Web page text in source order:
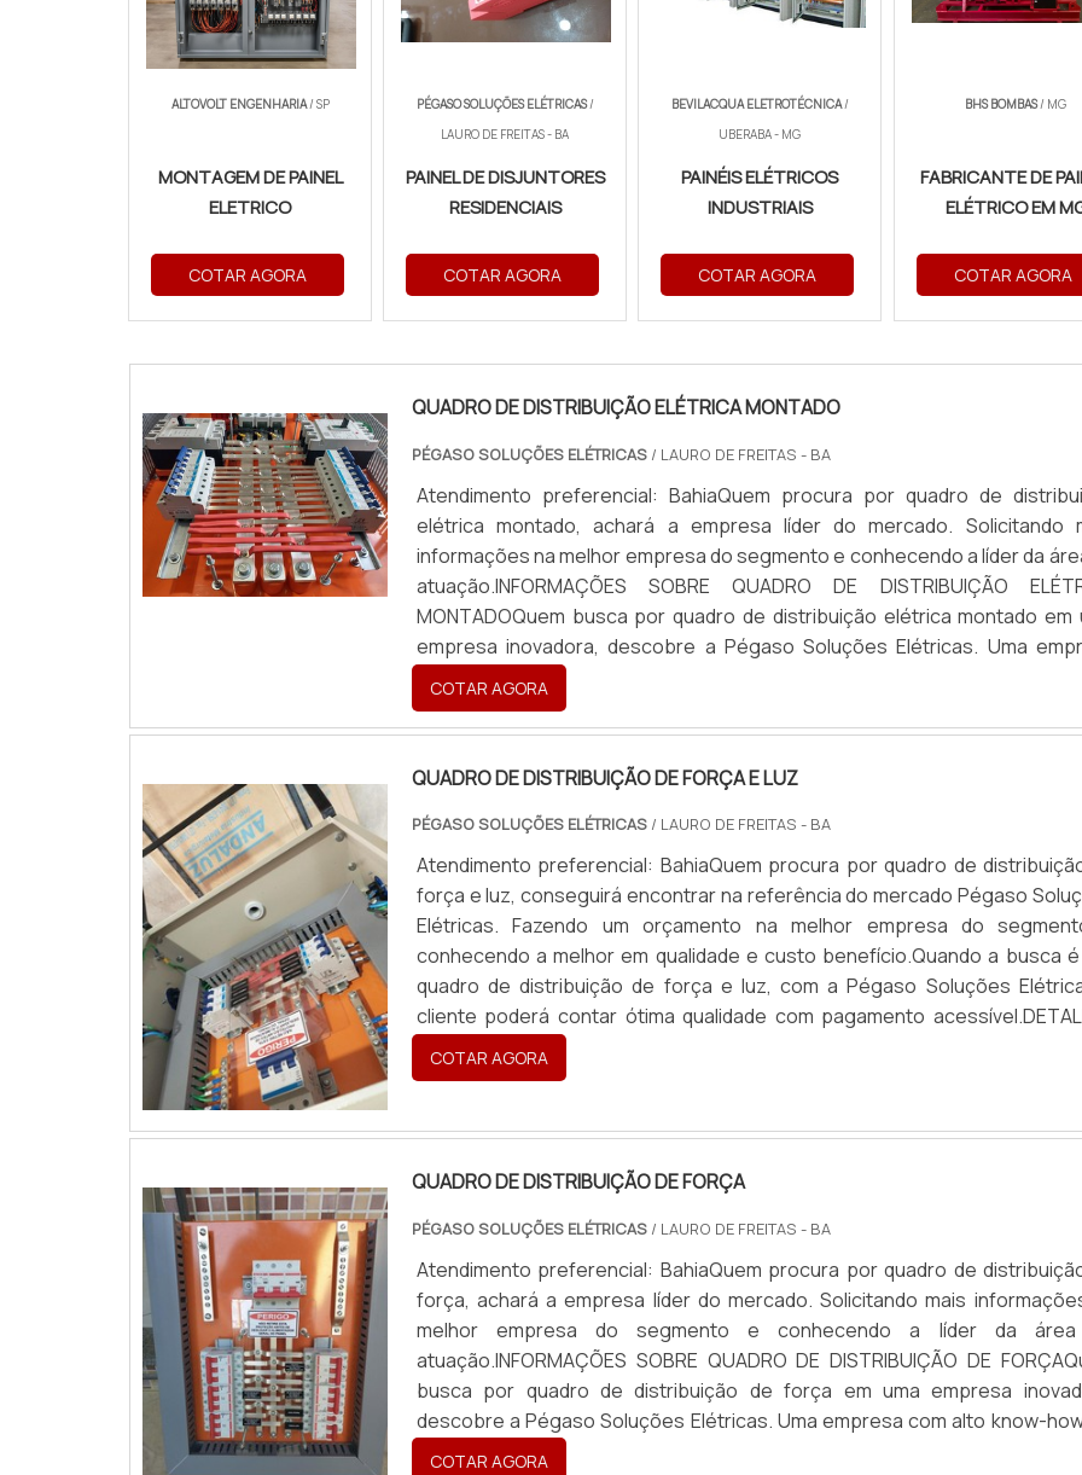
ALTOVOLT ENGENHARIA/ SP
MONTAGEM DE PAINEL
ELETRICO
COTAR AGORA
PÉGASO SOLUÇÕES ELÉTRICAS/
LAURO DE FREITAS - BA
PAINEL DE DISJUNTORES
RESIDENCIAIS
COTAR AGORA
BEVILACQUA ELETROTÉCNICA/
UBERABA - MG
PAINÉIS ELÉTRICOS
INDUSTRIAIS
COTAR AGORA
BHS BOMBAS/ MG
FABRICANTE DE
ELÉTRICO EM
COTAR AGORA
QUADRO DE DISTRIBUIÇÃO ELÉTRICA MONTADO
PÉGASO SOLUÇÕES ELÉTRICAS / LAURO DE FREITAS - BA
Atendimento preferencial: BahiaQuem procura por quadro de
elétrica montado, achará a empresa líder do mercado. Solicitando
informações na melhor empresa do segmento e conhecendo a líder da
atuação.INFORMAÇÕES SOBRE QUADRO DE DISTRIBUIÇÃO
MONTADOQuem busca por quadro de distribuição elétrica montado em
empresa inovadora, descobre a Pégaso Soluções Elétricas. Uma
com alto know-how em banco de...
COTAR AGORA
QUADRO DE DISTRIBUIÇÃO DE FORÇA E LUZ
PÉGASO SOLUÇÕES ELÉTRICAS / LAURO DE FREITAS - BA
Atendimento preferencial: BahiaQuem procura por quadro de
força e luz, conseguirá encontrar na referência do mercado Pégaso
Elétricas. Fazendo um orçamento na melhor empresa do
conhecendo a melhor em qualidade e custo benefício.Quando a busca
quadro de distribuição de força e luz, com a Pégaso Soluções
cliente poderá contar ótima qualidade com pagamento
SOBRE QUADR...
COTAR AGORA
QUADRO DE DISTRIBUIÇÃO DE FORÇA
PÉGASO SOLUÇÕES ELÉTRICAS / LAURO DE FREITAS - BA
Atendimento preferencial: BahiaQuem procura por quadro de
força, achará a empresa líder do mercado. Solicitando mais
melhor empresa do segmento e conhecendo a líder da
atuação.INFORMAÇÕES SOBRE QUADRO DE DISTRIBUIÇÃO DE
busca por quadro de distribuição de força em uma empresa
descobre a Pégaso Soluções Elétricas. Uma empresa com alto know-
banco de capacitores para correç...
COTAR AGORA